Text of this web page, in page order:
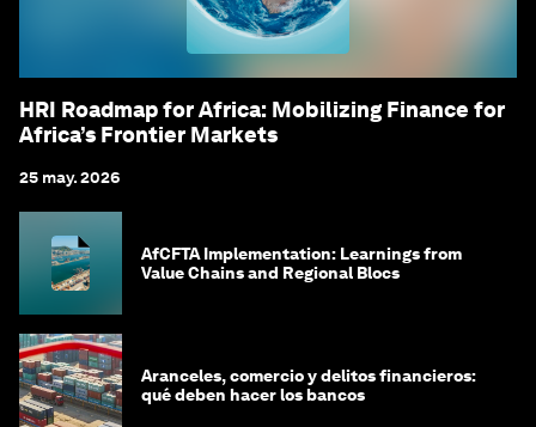
HRI Roadmap for Africa: Mobilizing Finance for
Africa’s Frontier Markets
25 may. 2026
AfCFTA Implementation: Learnings from
Value Chains and Regional Blocs
Aranceles, comercio y delitos financieros:
qué deben hacer los bancos